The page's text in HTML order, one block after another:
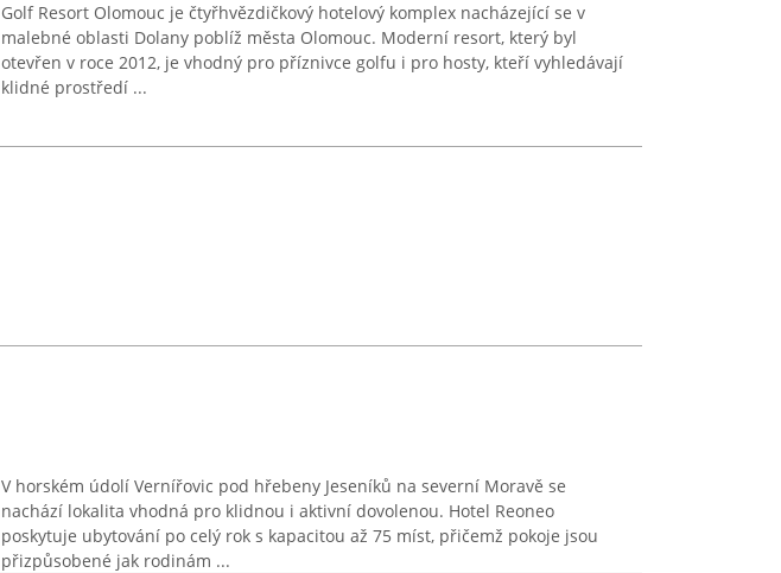
Golf Resort Olomouc je čtyřhvězdičkový hotelový komplex nacházející se v
malebné oblasti Dolany poblíž města Olomouc. Moderní resort, který byl
otevřen v roce 2012, je vhodný pro příznivce golfu i pro hosty, kteří vyhledávají
klidné prostředí ...
V horském údolí Vernířovic pod hřebeny Jeseníků na severní Moravě se
nachází lokalita vhodná pro klidnou i aktivní dovolenou. Hotel Reoneo
poskytuje ubytování po celý rok s kapacitou až 75 míst, přičemž pokoje jsou
přizpůsobené jak rodinám ...